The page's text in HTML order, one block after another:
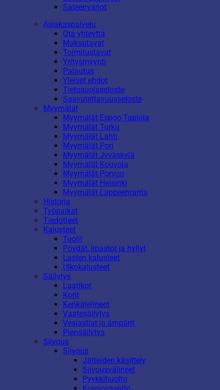
Sateenvarjot
Asiakaspalvelu
Ota yhteyttä
Maksutavat
Toimitustavat
Yritysmyynti
Palautus
Yleiset ehdot
Tietosuojaseloste
Saavutettavuusseloste
Myymälät
Myymälät Espoo Tapiola
Myymälät Turku
Myymälät Lahti
Myymälät Pori
Myymälät Jyväskylä
Myymälät Kouvola
Myymälät Porvoo
Myymälät Helsinki
Myymälät Lappeenranta
Historia
Työpaikat
Tiedotteet
Kalusteet
Tuolit
Pöydät, lipastot ja hyllyt
Lasten kalusteet
Ulkokalusteet
Säilytys
Laatikot
Korit
Kenkätelineet
Vaatesäilytys
Vesiastiat ja ämpärit
Piensäilytys
Siivous
Siivous
Jätteiden käsittely
Siivousvälineet
Pyykkihuolto